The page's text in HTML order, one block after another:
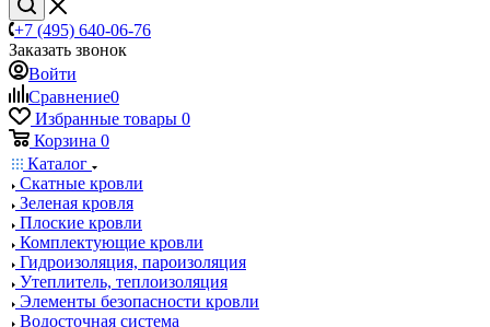
+7 (495) 640-06-76
Заказать звонок
Войти
Сравнение0
Избранные товары 0
Корзина 0
Каталог
Скатные кровли
Зеленая кровля
Плоские кровли
Комплектующие кровли
Гидроизоляция, пароизоляция
Утеплитель, теплоизоляция
Элементы безопасности кровли
Водосточная система